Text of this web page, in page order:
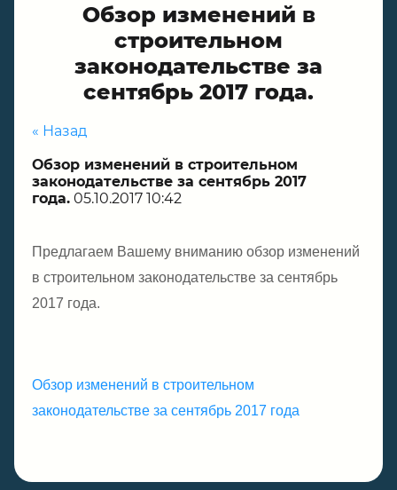
Обзор изменений в
строительном
законодательстве за
сентябрь 2017 года.
« Назад
Обзор изменений в строительном
законодательстве за сентябрь 2017
года. 05.10.2017 10:42
Предлагаем Вашему вниманию обзор изменений
в строительном законодательстве за сентябрь
2017 года.
Обзор изменений в строительном
законодательстве за сентябрь 2017 года